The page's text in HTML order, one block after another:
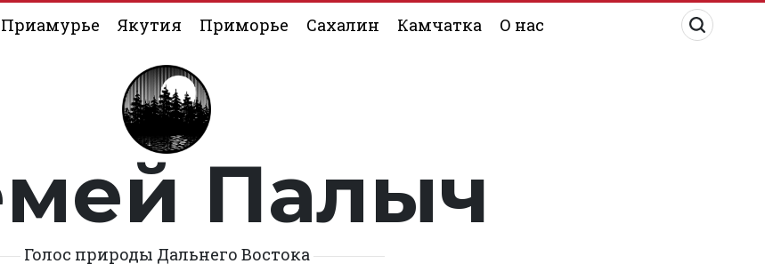
Приамурье Якутия Приморье Сахалин Камчатка О нас
Палыч
Голос природы Дальнего Востока